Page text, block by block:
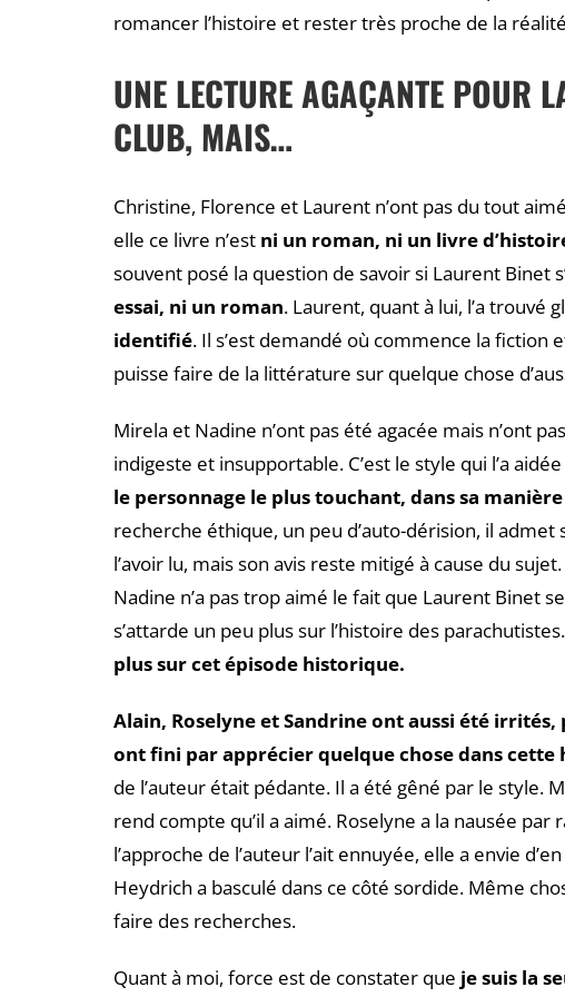
romancer l’histoire et rester très proche de la
UNE LECTURE AGAÇANTE POUR
CLUB, MAIS…
Christine, Florence et Laurent n’ont pas du tout
elle ce livre n’est ni un roman, ni un livre
souvent posé la question de savoir si Laurent Binet
essai, ni un roman. Laurent, quant à lui, l’a trouvé
identifié. Il s’est demandé où commence la fiction
puisse faire de la littérature sur quelque chose
Mirela et Nadine n’ont pas été agacée mais n’ont
indigeste et insupportable. C’est le style qui l’a
le personnage le plus touchant, dans sa
recherche éthique, un peu d’auto-dérision, il
l’avoir lu, mais son avis reste mitigé à cause du sujet.
Nadine n’a pas trop aimé le fait que Laurent Binet
s’attarde un peu plus sur l’histoire des
plus sur cet épisode historique.
Alain, Roselyne et Sandrine ont aussi été
ont fini par apprécier quelque chose dans cette
de l’auteur était pédante. Il a été gêné par le style.
rend compte qu’il a aimé. Roselyne a la nausée
l’approche de l’auteur l’ait ennuyée, elle a envie
Heydrich a basculé dans ce côté sordide. Même
faire des recherches.
Quant à moi, force est de constater que je suis la